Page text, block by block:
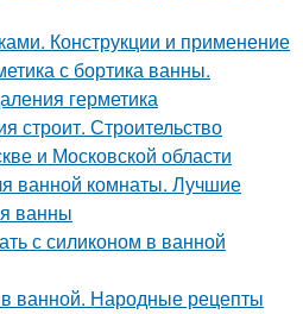
Конструкции и применение
с бортика ванны.
герметика
строит. Строительство
и Московской области
ванной комнаты. Лучшие
ванны
с силиконом в ванной
ванной. Народные рецепты